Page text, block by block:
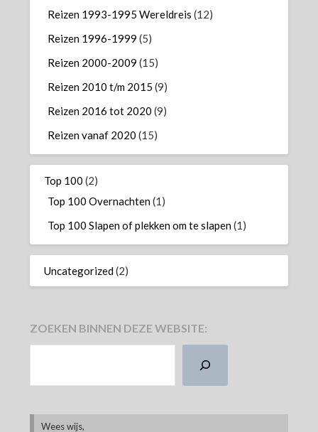
Reizen 1993-1995 Wereldreis (12)
Reizen 1996-1999 (5)
Reizen 2000-2009 (15)
Reizen 2010 t/m 2015 (9)
Reizen 2016 tot 2020 (9)
Reizen vanaf 2020 (15)
Top 100 (2)
Top 100 Overnachten(1)
Top 100 Slapen of plekken om te slapen(1)
Uncategorized(2)
ZOEKEN BINNEN DEZE WEBSITE:
Wees wijs,